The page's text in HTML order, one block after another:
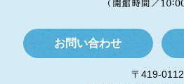
お問い合わせ
〒419-0112